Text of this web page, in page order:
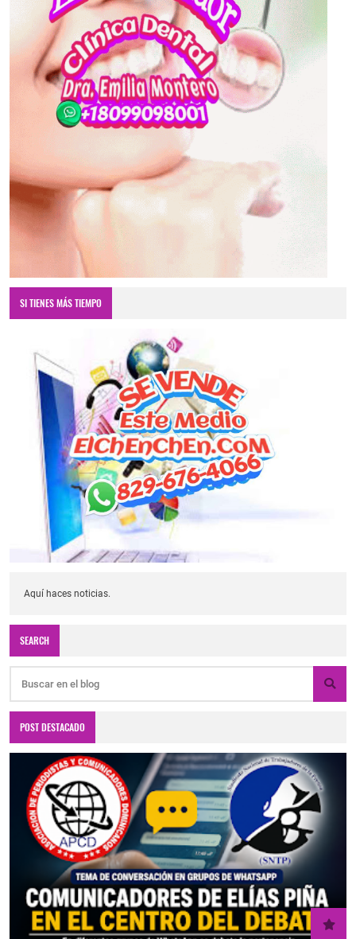
SI TIENES MÁS TIEMPO
Aquí haces noticias.
SEARCH
POST DESTACADO